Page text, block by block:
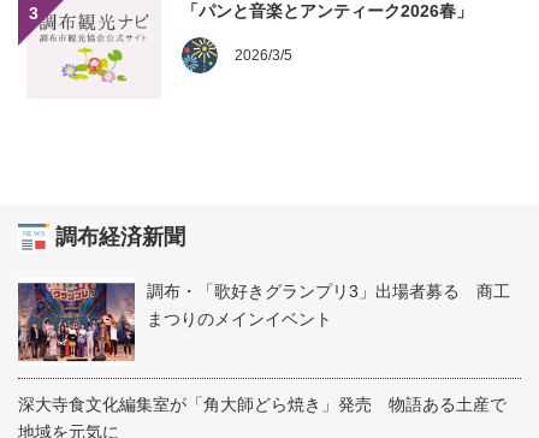
3 「パンと音楽とアンティーク2026春」
2026/3/5
調布経済新聞
調布・「歌好きグランプリ3」出場者募る 商工
まつりのメインイベント
深大寺食文化編集室が「角大師どら焼き」発売 物語ある土産で
地域を元気に